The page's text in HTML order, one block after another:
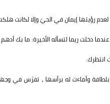
رؤيتها إيمان في الحيّ وإلا لكانت
دخلت ريما لتسأله الأخيرة: ما بك
انتظرك.
وأماءت له برأسها ، تفرّس في